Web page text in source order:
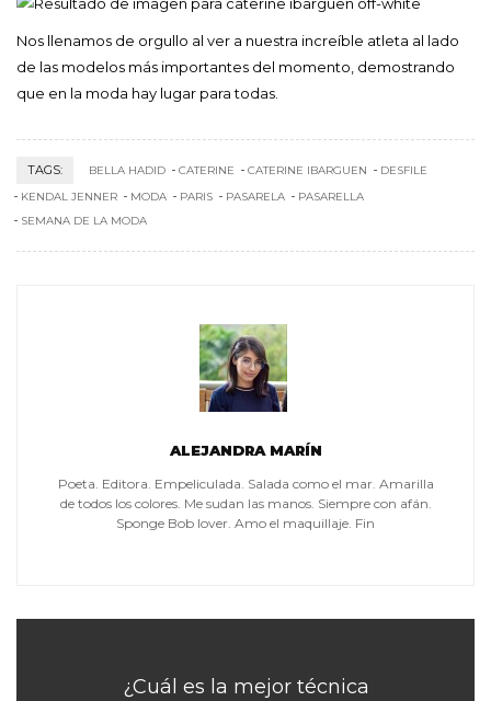
Nos llenamos de orgullo al ver a nuestra increíble atleta al lado
de las modelos más importantes del momento, demostrando
que en la moda hay lugar para todas.
TAGS: BELLA HADID CATERINE CATERINE IBARGUEN
DESFILE
KENDAL JENNER
MODA PARIS PASARELA
PASARELLA
SEMANA DE LA MODA
ALEJANDRA MARÍN
Poeta. Editora. Empeliculada. Salada como el mar. Amarilla
de todos los colores. Me sudan las manos. Siempre con afán.
Sponge Bob lover. Amo el maquillaje. Fin
¿Cuál es la mejor técnica